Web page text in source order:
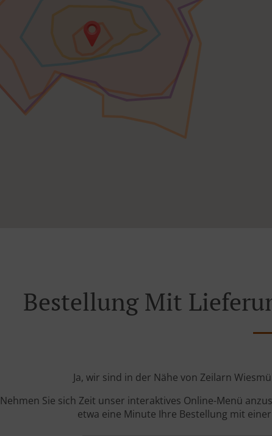
Bestellung Mit
Ja, wir sind in der Nähe von Zeilarn
Nehmen Sie sich Zeit unser interaktives Online-Menü
etwa eine Minute Ihre Bestellung mit